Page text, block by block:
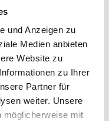
und Anzeigen zu
Medien anbieten
Website zu
zu Ihrer
Partner für
weiter. Unsere
möglicherweise mit